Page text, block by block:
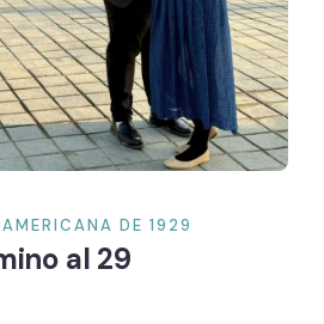
DE 1929
al 29